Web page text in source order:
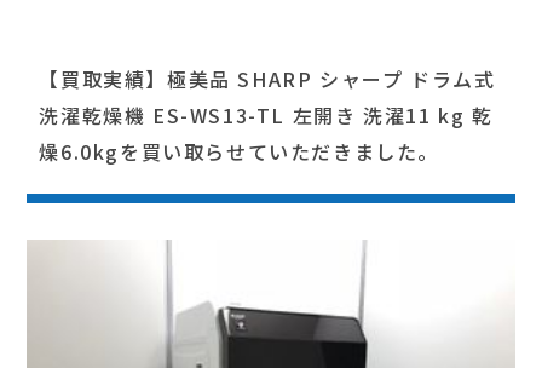
【買取実績】極美品 SHARP シャープ ドラム式
洗濯乾燥機 ES-WS13-TL 左開き 洗濯11 kg 乾
燥6.0kgを買い取らせていただきました。